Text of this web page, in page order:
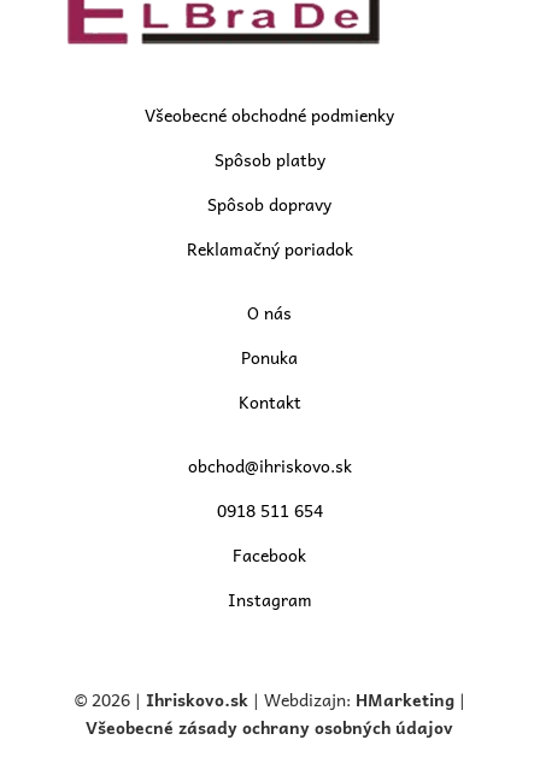
Všeobecné obchodné podmienky
Spôsob platby
Spôsob dopravy
Reklamačný poriadok
O nás
Ponuka
Kontakt
obchod@ihriskovo.sk
0918 511 654
Facebook
Instagram
© 2026 | Ihriskovo.sk| Webdizajn: HMarketing |
Všeobecné zásady ochrany osobných údajov